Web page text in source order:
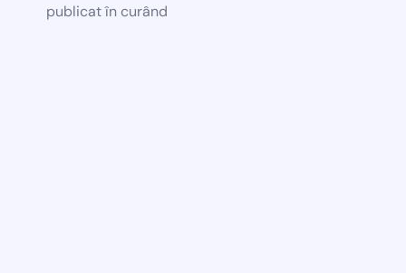
publicat în curând